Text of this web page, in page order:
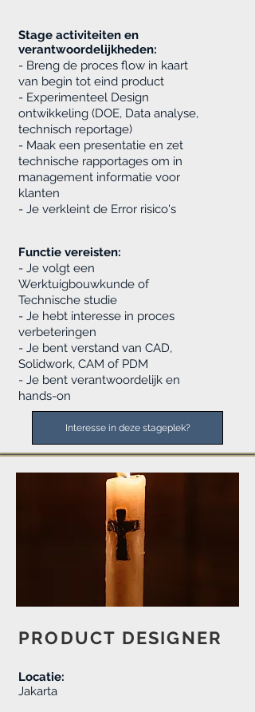
Stage activiteiten en
verantwoordelijkheden:
- Breng de proces flow in kaart
van begin tot eind product
- Experimenteel Design
ontwikkeling (DOE, Data analyse,
technisch reportage)
- Maak een presentatie en zet
technische rapportages om in
management informatie voor
klanten
- Je verkleint de Error risico's
Functie vereisten:
- Je volgt een
Werktuigbouwkunde of
Technische studie
- Je hebt interesse in proces
verbeteringen
- Je bent verstand van CAD,
Solidwork, CAM of PDM
- Je bent verantwoordelijk en
hands-on
Interesse in deze stageplek?
PRODUCT DESIGNER
Locatie:
Jakarta